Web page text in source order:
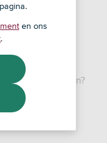
ook over
aanvullen?
en ons
.